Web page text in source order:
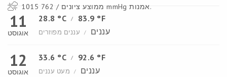
1015 ממוצע ציונים / 762 mmHg אמנות.
11
אוגוסט
28.8 °C /
83.9 °F
עננים
/ עננים מפוזרים
12
אוגוסט
33.6 °C /
92.6 °F
עננים
/ מעט עננים